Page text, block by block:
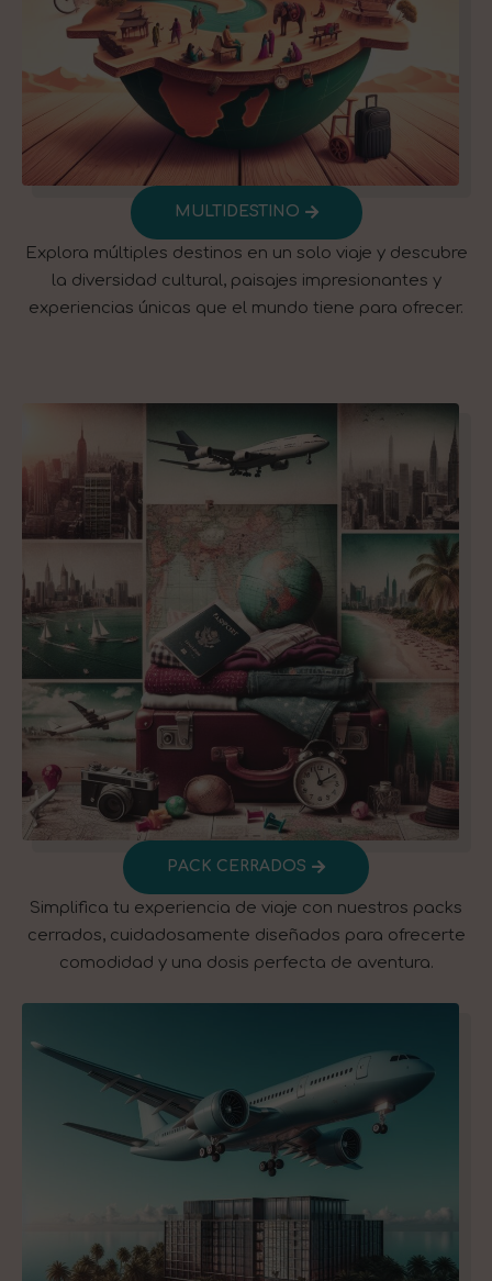
MULTIDESTINO
Explora múltiples destinos en un solo viaje y descubre
la diversidad cultural, paisajes impresionantes y
experiencias únicas que el mundo tiene para ofrecer.
PACK CERRADOS
Simplifica tu experiencia de viaje con nuestros packs
cerrados, cuidadosamente diseñados para ofrecerte
comodidad y una dosis perfecta de aventura.